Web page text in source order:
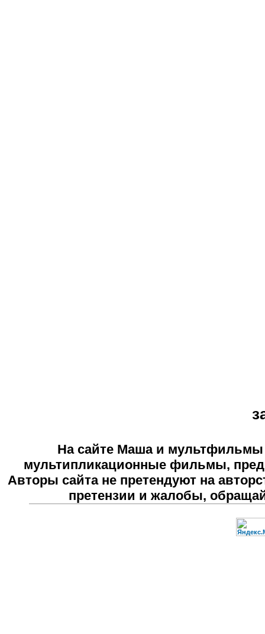
На сайте Маша и мультфильмы
мультипликационные фильмы,
Авторы сайта не претендуют на
претензии и жалобы,